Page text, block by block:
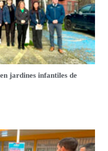
jardines infantiles de